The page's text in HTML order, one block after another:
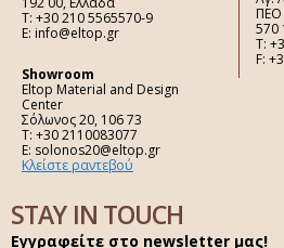
Τ: +30 210 5565570-9
E: info@eltop.gr
Showroom
Eltop Material and Design
Center
Σόλωνος 20, 106 73
Τ: +30 2110083077
E: solonos20@eltop.gr
Κλείστε ραντεβού
ΠΕΟ
570
Τ:
F:
STAY IN TOUCH
Εγγραφείτε στο newsletter μας!